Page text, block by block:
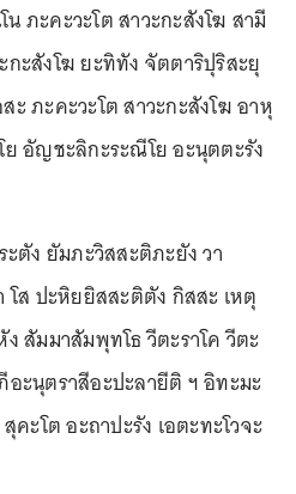
ภะคะวะโต สาวะกะสังโฆ สามี
กะสังโฆ ยะทิทัง จัตตาริปุริสะยุ
ภะคะวะโต สาวะกะสังโฆ อาหุ
ย อัญชะลิกะระณีโย อะนุตตะรัง
ะตัง ยัมภะวิสสะติภะยัง วา
โส ปะหิยยิสสะติตัง กิสสะ เหตุ
สัมมาสัมพุทโธ วีตะราโค วีตะ
อะนุตราสีอะปะลายีติ ฯ อิทะมะ
คะโต อะถาปะรัง เอตะทะโวจะ